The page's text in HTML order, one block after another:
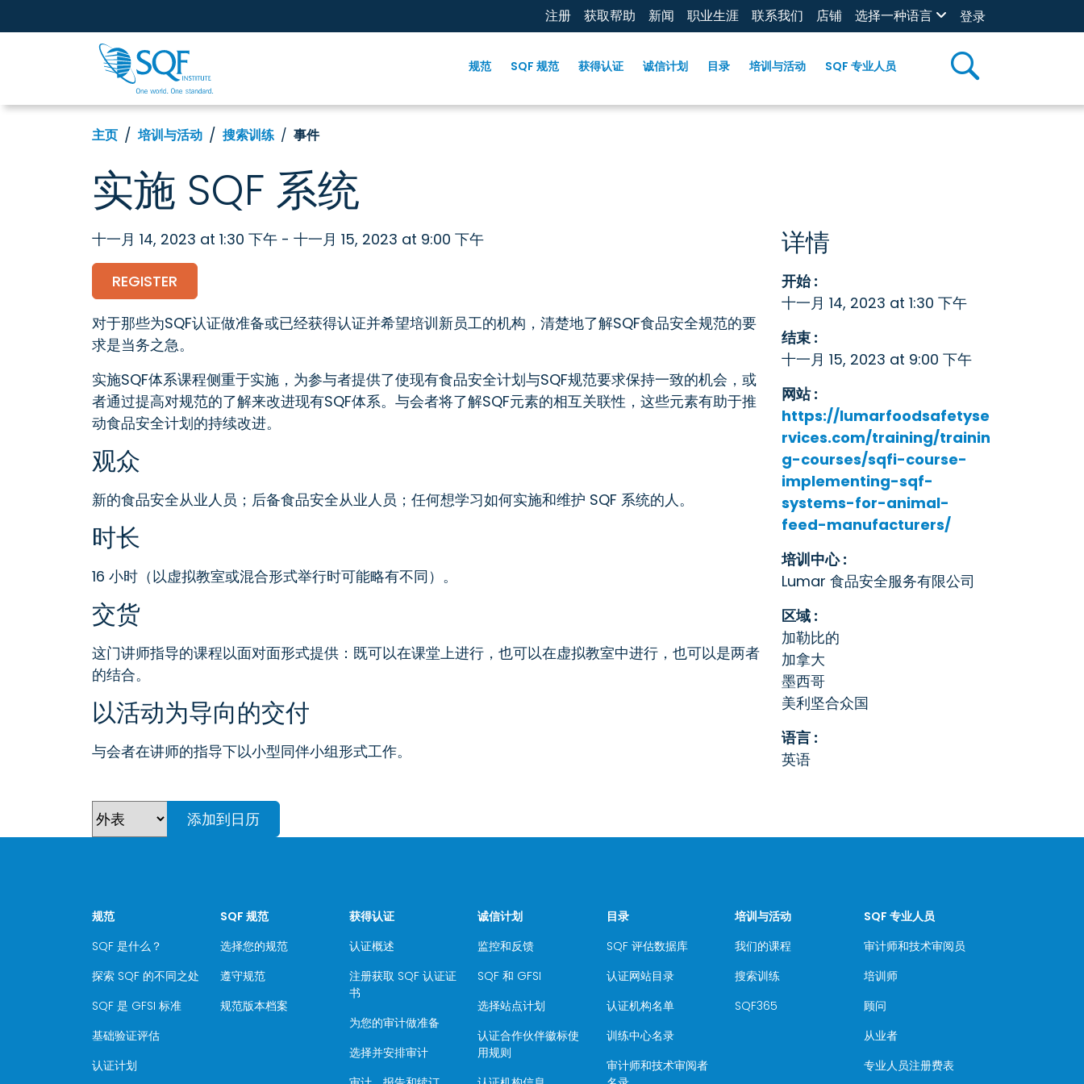
注册 获取帮助 新闻 职业生涯 联系我们 店铺 选择一种语言 登录
规范 SQF 规范 获得认证 诚信计划 目录 培训与活动 SQF 专业人员
主页 培训与活动 搜索训练 事件
实施 SQF 系统
十一月 14, 2023 at 1:30 下午 - 十一月 15, 2023 at 9:00 下午
REGISTER
对于那些为SQF认证做准备或已经获得认证并希望培训新员工的机构，清楚地了解SQF食品安全规范的要
求是当务之急。
实施SQF体系课程侧重于实施，为参与者提供了使现有食品安全计划与SQF规范要求保持一致的机会，或
者通过提高对规范的了解来改进现有SQF体系。与会者将了解SQF元素的相互关联性，这些元素有助于推
动食品安全计划的持续改进。
观众
新的食品安全从业人员；后备食品安全从业人员；任何想学习如何实施和维护 SQF 系统的人。
时长
16 小时（以虚拟教室或混合形式举行时可能略有不同）。
交货
这门讲师指导的课程以面对面形式提供：既可以在课堂上进行，也可以在虚拟教室中进行，也可以是两者
的结合。
以活动为导向的交付
与会者在讲师的指导下以小型同伴小组形式工作。
添加到日历
详情
开始 :
十一月 14, 2023 at 1:30 下午
结束 :
十一月 15, 2023 at 9:00 下午
网站 :
https://lumarfoodsafetyse
rvices.com/training/trainin
g-courses/sqfi-course-
implementing-sqf-
systems-for-animal-
feed-manufacturers/
培训中心 :
Lumar 食品安全服务有限公司
区域 :
加勒比的
加拿大
墨西哥
美利坚合众国
语言 :
英语
规范
SQF 是什么？
探索 SQF 的不同之处
SQF 是 GFSI 标准
基础验证评估
认证计划
SQF 规范
选择您的规范
遵守规范
规范版本档案
获得认证
认证概述
注册获取 SQF 认证证
书
为您的审计做准备
选择并安排审计
诚信计划
监控和反馈
SQF 和 GFSI
选择站点计划
认证合作伙伴徽标使
用规则
目录
SQF 评估数据库
认证网站目录
认证机构名单
训练中心名录
审计师和技术审阅者
培训与活动
我们的课程
搜索训练
SQF365
SQF 专业人员
审计师和技术审阅员
培训师
顾问
从业者
专业人员注册费表